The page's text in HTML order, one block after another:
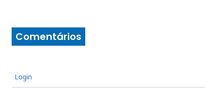
Comentários
Login